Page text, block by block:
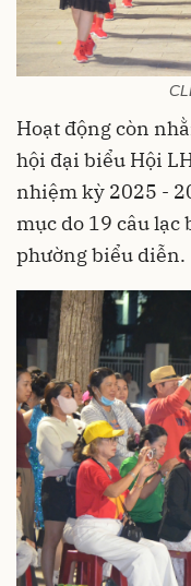
Hoạt động còn
hội đại biểu Hội
nhiệm kỳ 2025 -
mục do 19 câu lạc
phường biểu diễn.